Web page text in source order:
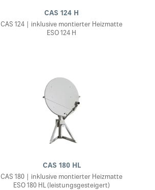
CAS 124 H
CAS 124 | inklusive montierter Heizmatte
ESO 124 H
CAS 180 HL
CAS 180 | inklusive montierter Heizmatte
ESO 180 HL (leistungsgesteigert)